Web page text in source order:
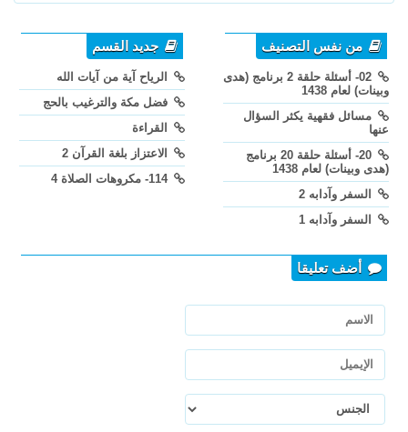
من نفس التصنيف
02- أسئلة حلقة 2 برنامج (هدى
وبينات) لعام 1438
مسائل فقهية يكثر السؤال
عنها
20- أسئلة حلقة 20 برنامج
(هدى وبينات) لعام 1438
السفر وآدابه 2
السفر وآدابه 1
جديد القسم
الرياح آية من آيات الله
فضل مكة والترغيب بالحج
القراءة
الاعتزاز بلغة القرآن 2
114- مكروهات الصلاة 4
أضف تعليقا